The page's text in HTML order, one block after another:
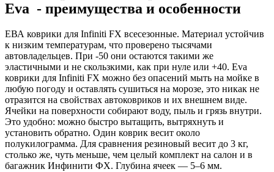
Eva - преимущества и особенности
ЕВА коврики для Infiniti FX всесезонные. Материал устойчив
к низким температурам, что проверено тысячами
автовладельцев. При -50 они остаются такими же
эластичными и не скользкими, как при нуле или +40. Eva
коврики для Infiniti FX можно без опасений мыть на мойке в
любую погоду и оставлять сушиться на морозе, это никак не
отразится на свойствах автоковриков и их внешнем виде.
Ячейки на поверхности собирают воду, пыль и грязь внутри.
Это удобно: можно быстро вытащить, вытряхнуть и
установить обратно. Один коврик весит около
полукилограмма. Для сравнения резиновый весит до 3 кг,
столько же, чуть меньше, чем целый комплект на салон и в
багажник Инфинити ФХ. Глубина ячеек — 5–6 мм.